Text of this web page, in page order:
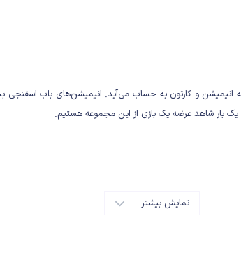
و کارتون به حساب می‌آید. انیمیشن‌های باب اسفنجی
بار شاهد عرضه یک بازی از این مجموعه هستیم.
نمایش بیشتر